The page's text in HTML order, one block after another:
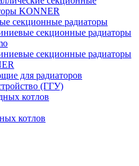
KONNER
секционные радиаторы
секционные радиаторы
секционные радиаторы
для радиаторов
(ГГУ)
котлов
котлов